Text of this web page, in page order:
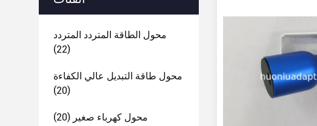
محول الطاقة المتردد المتردد
(22)
محول طاقة التبديل عالي الكفاءة
(20)
محول كهرباء صغير (20)